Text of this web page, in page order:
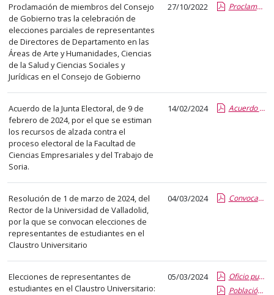
el
título
del
anuncio,
en
la
columna
la
fecha
de
publicación,
la
última
columna
el
enlace
que
abre
Proclamación de miembros del Consejo
de Gobierno tras la celebración de
elecciones parciales de representantes
de Directores de Departamento en las
Áreas de Arte y Humanidades, Ciencias
de la Salud y Ciencias Sociales y
Jurídicas en el Consejo de Gobierno
27/10/2022 Proclamación miembros CG.pdf
Acuerdo de la Junta Electoral, de 9 de
febrero de 2024, por el que se estiman
los recursos de alzada contra el
proceso electoral de la Facultad de
Ciencias Empresariales y del Trabajo de
Soria.
14/02/2024 Acuerdo de la Junta Electoral.pdf
Resolución de 1 de marzo de 2024, del
Rector de la Universidad de Valladolid,
por la que se convocan elecciones de
representantes de estudiantes en el
Claustro Universitario
04/03/2024 Convocatoria elecciones.pdf
Elecciones de representantes de
estudiantes en el Claustro Universitario:
05/03/2024
Oficio publicación censos provisionales en Mi Portal UVa..pdf
Población de electores y circunscripciones provisionales.pdf